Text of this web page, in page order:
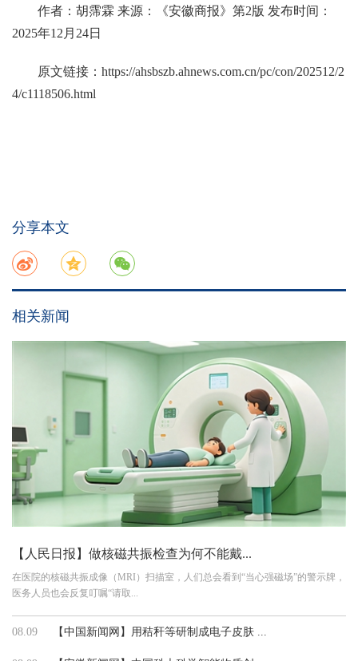
作者：胡霈霖 来源：《安徽商报》第2版 发布时间：
2025年12月24日
原文链接： https://ahsbszb.ahnews.com.cn/pc/con/202512/2
4/c1118506.html
分享本文
相关新闻
【人民日报】做核磁共振检查为何不能戴...
在医院的核磁共振成像（MRI）扫描室，人们总会看到“当心强磁场”的警示牌，
医务人员也会反复叮嘱“请取...
08.09 【中国新闻网】用秸秆等研制成电子皮肤 ...